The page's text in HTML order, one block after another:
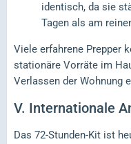
identisch, da sie
Tagen als am
Viele erfahrene Prepper
stationäre Vorräte im
Verlassen der Wohnung
V. Internationale
Das 72-Stunden-Kit ist